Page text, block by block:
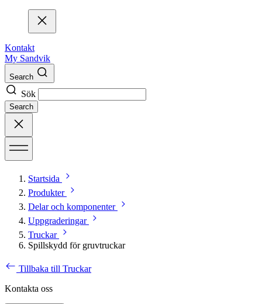
Kontakt
My Sandvik
Search
Sök
Search
Startsida
Produkter
Delar och komponenter
Uppgraderingar
Truckar
Spillskydd för gruvtruckar
Tillbaka till Truckar
Kontakta oss